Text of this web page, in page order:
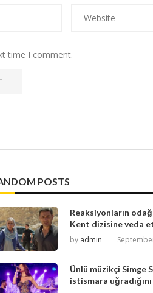
time I comment.
POSTS
Reaksiyonların
Kent dizisine veda
by admin
Ünlü müzikçi Simge
istismara uğradığını